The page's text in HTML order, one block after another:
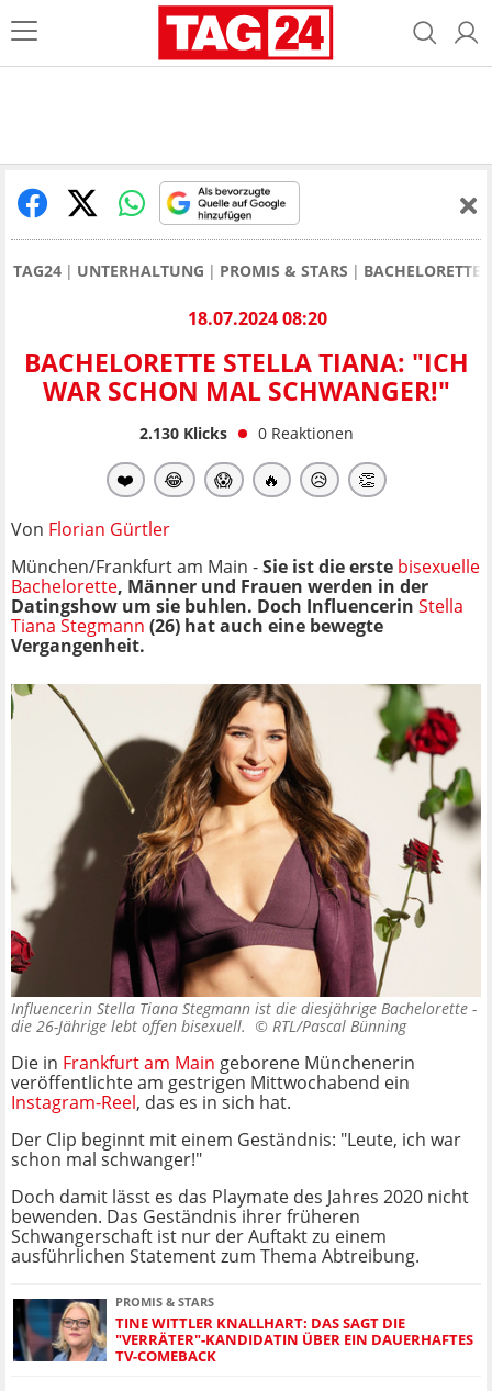
TAG24 UNTERHALTUNG PROMIS & STARS
18.07.2024 08:20
BACHELORETTE STELLA TIANA: "ICH
WAR SCHON MAL SCHWANGER!"
2.130Klicks 0 Reaktionen
❤️ 😂 😱 🔥 😥 👏
Von Florian Gürtler
München/Frankfurt am Main -Sie ist die erste bisexuelle
Bachelorette, Männer und Frauen werden in der
Datingshow um sie buhlen. Doch Influencerin Stella
Tiana Stegmann (26) hat auch eine bewegte
Vergangenheit.
Influencerin Stella Tiana Stegmann ist die diesjährige Bachelorette -
die 26-Jährige lebt offen bisexuell. © RTL/Pascal Bünning
Die in Frankfurt am Main geborene Münchenerin
veröffentlichte am gestrigen Mittwochabend ein
Instagram-Reel, das es in sich hat.
Der Clip beginnt mit einem Geständnis: "Leute, ich war
schon mal schwanger!"
Doch damit lässt es das Playmate des Jahres 2020 nicht
bewenden. Das Geständnis ihrer früheren
Schwangerschaft ist nur der Auftakt zu einem
ausführlichen Statement zum Thema Abtreibung.
PROMIS & STARS
TINE WITTLER KNALLHART: DAS SAGT DIE
"VERRÄTER"-KANDIDATIN ÜBER EIN DAUERHAFTES
TV-COMEBACK